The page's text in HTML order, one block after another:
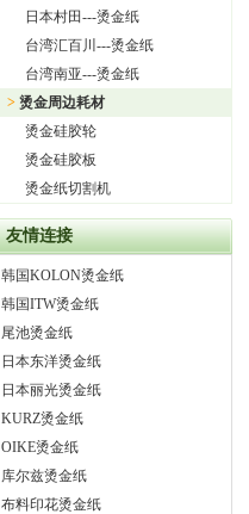
日本村田---烫金纸
台湾汇百川---烫金纸
台湾南亚---烫金纸
> 烫金周边耗材
烫金硅胶轮
烫金硅胶板
烫金纸切割机
友情连接
韩国KOLON烫金纸
韩国ITW烫金纸
尾池烫金纸
日本东洋烫金纸
日本丽光烫金纸
KURZ烫金纸
OIKE烫金纸
库尔兹烫金纸
布料印花烫金纸